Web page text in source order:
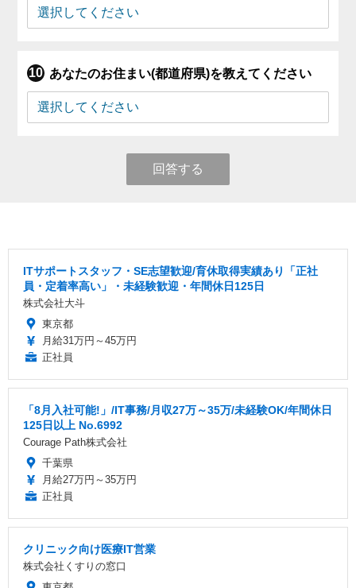
あなたのお住まい(都道府県)を教えてください
回答する
ITサポートスタッフ・SE志望歓迎/育休取得実績あり「正社
員・定着率高い」・未経験歓迎・年間休日125日
株式会社大斗
東京都
月給31万円～45万円
正社員
「8月入社可能!」/IT事務/月収27万～35万/未経験OK/年間休日
125日以上 No.6992
Courage Path株式会社
千葉県
月給27万円～35万円
正社員
クリニック向け医療IT営業
株式会社くすりの窓口